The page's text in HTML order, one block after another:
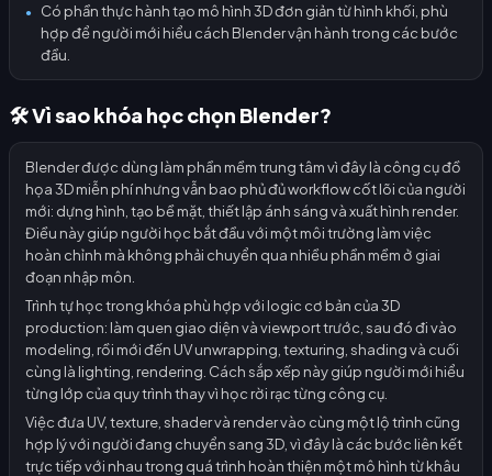
●
Có phần thực hành tạo mô hình 3D đơn giản từ hình khối, phù
hợp để người mới hiểu cách Blender vận hành trong các bước
đầu.
🛠️ Vì sao khóa học chọn Blender?
Blender được dùng làm phần mềm trung tâm vì đây là công cụ đồ
họa 3D miễn phí nhưng vẫn bao phủ đủ workflow cốt lõi của người
mới: dựng hình, tạo bề mặt, thiết lập ánh sáng và xuất hình render.
Điều này giúp người học bắt đầu với một môi trường làm việc
hoàn chỉnh mà không phải chuyển qua nhiều phần mềm ở giai
đoạn nhập môn.
Trình tự học trong khóa phù hợp với logic cơ bản của 3D
production: làm quen giao diện và viewport trước, sau đó đi vào
modeling, rồi mới đến UV unwrapping, texturing, shading và cuối
cùng là lighting, rendering. Cách sắp xếp này giúp người mới hiểu
từng lớp của quy trình thay vì học rời rạc từng công cụ.
Việc đưa UV, texture, shader và render vào cùng một lộ trình cũng
hợp lý với người đang chuyển sang 3D, vì đây là các bước liên kết
trực tiếp với nhau trong quá trình hoàn thiện một mô hình từ khâu